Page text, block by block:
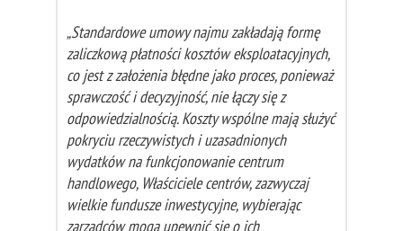
„Standardowe umowy najmu zakładają formę
zaliczkową płatności kosztów eksploatacyjnych,
co jest z założenia błędne jako proces, ponieważ
sprawczość i decyzyjność, nie łączy się z
odpowiedzialnością. Koszty wspólne mają służyć
pokryciu rzeczywistych i uzasadnionych
wydatków na funkcjonowanie centrum
handlowego, Właściciele centrów, zazwyczaj
wielkie fundusze inwestycyjne, wybierając
zarządców mogą upewnić się o ich